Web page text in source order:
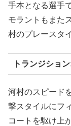
手本となる選手
モラントもまた
村のプレースタ
トランジショ
河村のスピード
撃スタイルにフ
コートを駆け上